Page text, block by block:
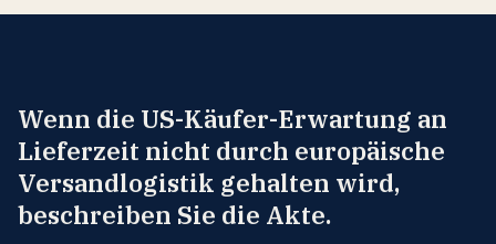
Wenn die US-Käufer-Erwartung an
Lieferzeit nicht durch europäische
Versandlogistik gehalten wird,
beschreiben Sie die Akte.